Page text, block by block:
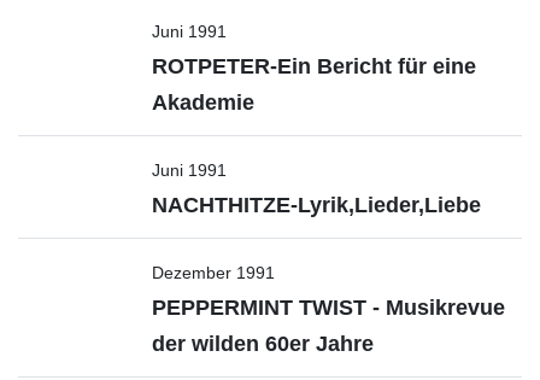
Juni 1991
ROTPETER-Ein Bericht für eine
Akademie
Juni 1991
NACHTHITZE-Lyrik,Lieder,Liebe
Dezember 1991
PEPPERMINT TWIST - Musikrevue
der wilden 60er Jahre